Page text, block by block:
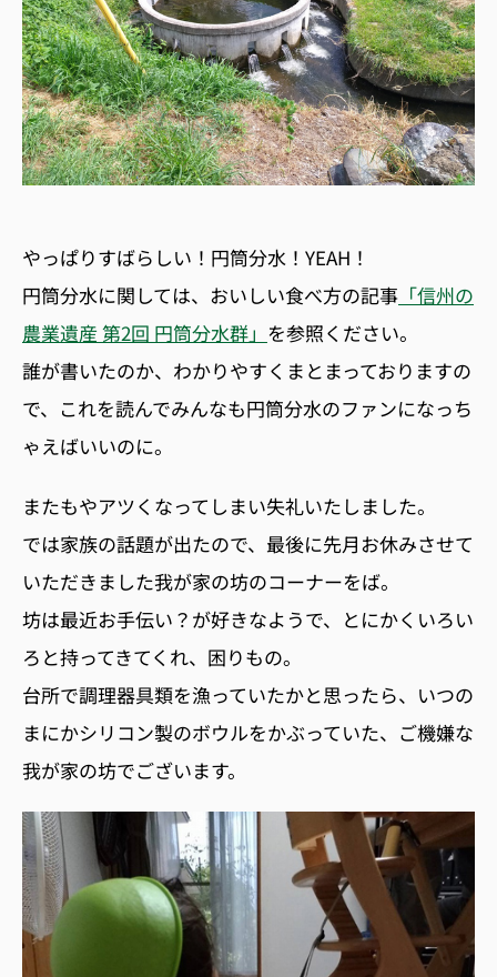
やっぱりすばらしい！円筒分水！YEAH！
円筒分水に関しては、おいしい食べ方の記事 「信州の
農業遺産 第2回 円筒分水群」 を参照ください。
誰が書いたのか、わかりやすくまとまっておりますの
で、これを読んでみんなも円筒分水のファンになっち
ゃえばいいのに。
またもやアツくなってしまい失礼いたしました。
では家族の話題が出たので、最後に先月お休みさせて
いただきました我が家の坊のコーナーをば。
坊は最近お手伝い？が好きなようで、とにかくいろい
ろと持ってきてくれ、困りもの。
台所で調理器具類を漁っていたかと思ったら、いつの
まにかシリコン製のボウルをかぶっていた、ご機嫌な
我が家の坊でございます。